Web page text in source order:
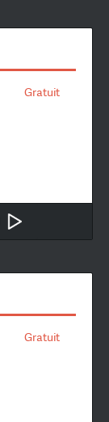
Gratuit
Gratuit